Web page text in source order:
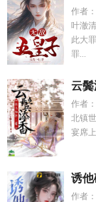
作者
叶澈
此大
罪...
云
作者
北镇
宴席
诱
作者